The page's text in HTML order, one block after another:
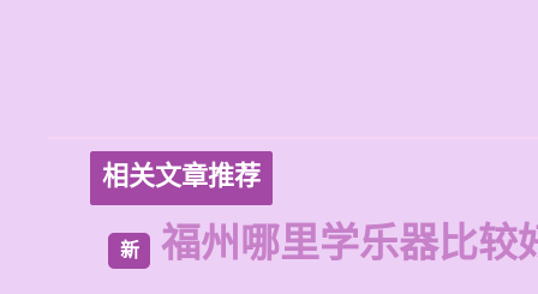
相关文章推荐
新 福州哪里学乐器比较